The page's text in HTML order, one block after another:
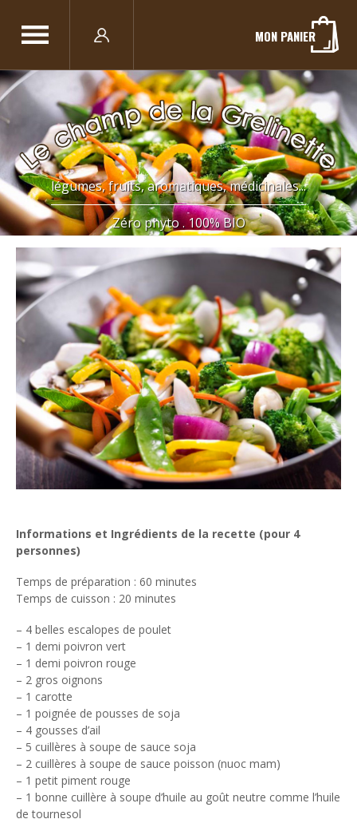
MON PANIER
légumes, fruits, aromatiques, médicinales...
Zéro phyto . 100% BIO
Informations et Ingrédients de la recette (pour 4
personnes)
Temps de préparation : 60 minutes
Temps de cuisson : 20 minutes
– 4 belles escalopes de poulet
– 1 demi poivron vert
– 1 demi poivron rouge
– 2 gros oignons
– 1 carotte
– 1 poignée de pousses de soja
– 4 gousses d’ail
– 5 cuillères à soupe de sauce soja
– 2 cuillères à soupe de sauce poisson (nuoc mam)
– 1 petit piment rouge
– 1 bonne cuillère à soupe d’huile au goût neutre comme l’huile
de tournesol